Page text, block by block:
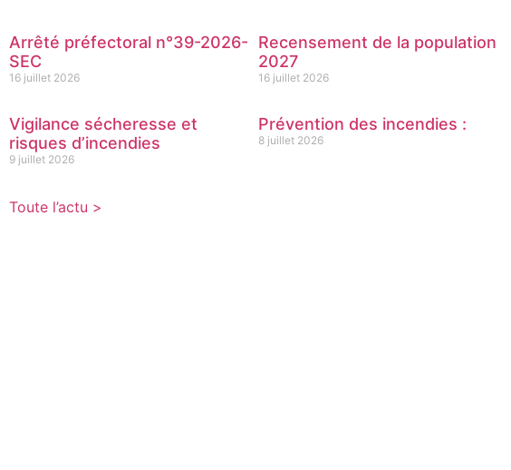
Arrêté préfectoral n°39-2026-
SEC
16 juillet 2026
Recensement de la population
2027
16 juillet 2026
Vigilance sécheresse et
risques d’incendies
9 juillet 2026
Prévention des incendies :
8 juillet 2026
Toute l’actu >